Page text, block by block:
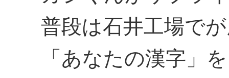
普段は石井工場で
「あなたの漢字」